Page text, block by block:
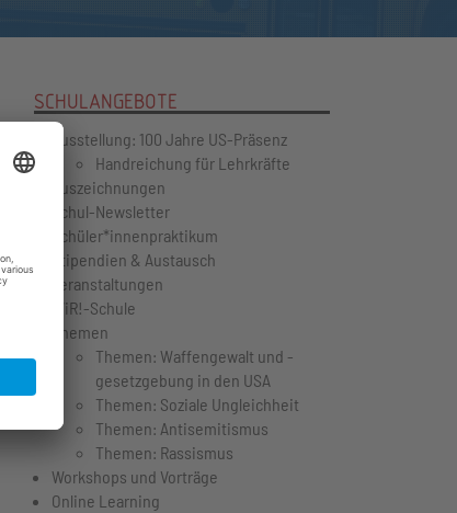
SCHULANGEBOTE
Ausstellung: 100 Jahre US-Präsenz
Handreichung für Lehrkräfte
Auszeichnungen
Schul-Newsletter
Schüler*innenpraktikum
Stipendien & Austausch
Veranstaltungen
WiR!-Schule
Themen
Themen: Waffengewalt und -
gesetzgebung in den USA
Themen: Soziale Ungleichheit
Themen: Antisemitismus
Themen: Rassismus
Workshops und Vorträge
Online Learning